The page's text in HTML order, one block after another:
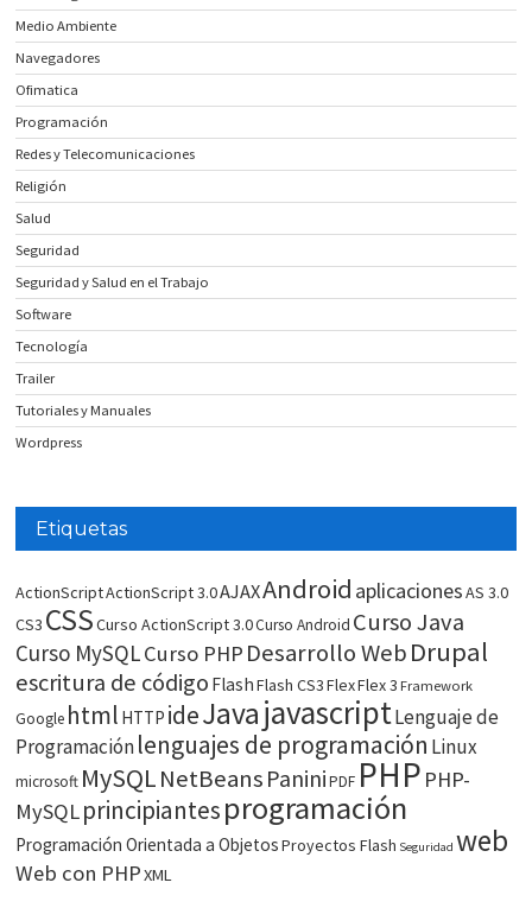
Medio Ambiente
Navegadores
Ofimatica
Programación
Redes y Telecomunicaciones
Religión
Salud
Seguridad
Seguridad y Salud en el Trabajo
Software
Tecnología
Trailer
Tutoriales y Manuales
Wordpress
Etiquetas
ActionScriptActionScript 3.0AJAXAndroid aplicacionesAS 3.0
CS3 CSSCurso ActionScript 3.0Curso Android Curso Java
Curso MySQLCurso PHP Desarrollo WebDrupal
escritura de código FlashFlash CS3FlexFlex 3 Framework
Google html HTTP ideJavajavascriptLenguaje de
Programaciónlenguajes de programación Linux
microsoft MySQLNetBeans Panini PDF PHP PHP-
MySQLprincipiantesprogramación
Programación Orientada a ObjetosProyectos Flash Seguridad web
Web con PHPXML